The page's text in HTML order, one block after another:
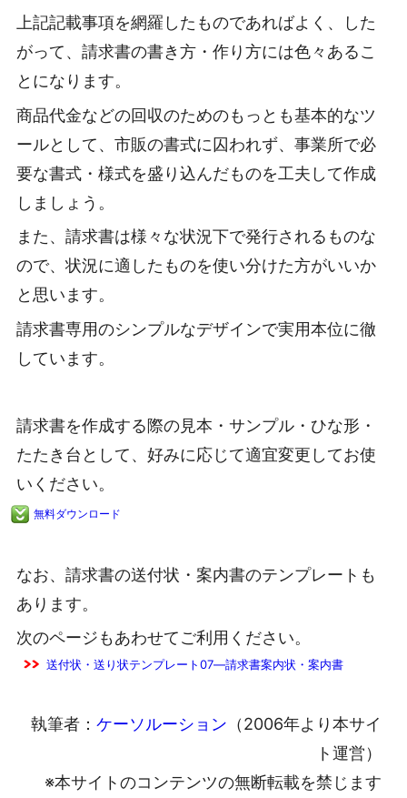
上記記載事項を網羅したものであればよく、した
がって、請求書の書き方・作り方には色々あるこ
とになります。
商品代金などの回収のためのもっとも基本的なツ
ールとして、市販の書式に囚われず、事業所で必
要な書式・様式を盛り込んだものを工夫して作成
しましょう。
また、請求書は様々な状況下で発行されるものな
ので、状況に適したものを使い分けた方がいいか
と思います。
請求書専用のシンプルなデザインで実用本位に徹
しています。
請求書を作成する際の見本・サンプル・ひな形・
たたき台として、好みに応じて適宜変更してお使
いください。
無料ダウンロード
なお、請求書の送付状・案内書のテンプレートも
あります。
次のページもあわせてご利用ください。
送付状・送り状テンプレート07―請求書案内状・案内書
執筆者： ケーソルーション （2006年より本サイ
ト運営）
※本サイトのコンテンツの無断転載を禁じます